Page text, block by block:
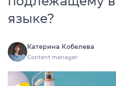
языке?
Катерина Кобелева
Content manager